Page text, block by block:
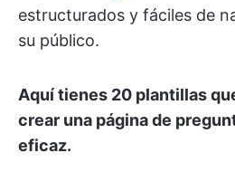
estructurados y fáciles de
su público.
Aquí tienes 20 plantillas
crear una página de
eficaz.